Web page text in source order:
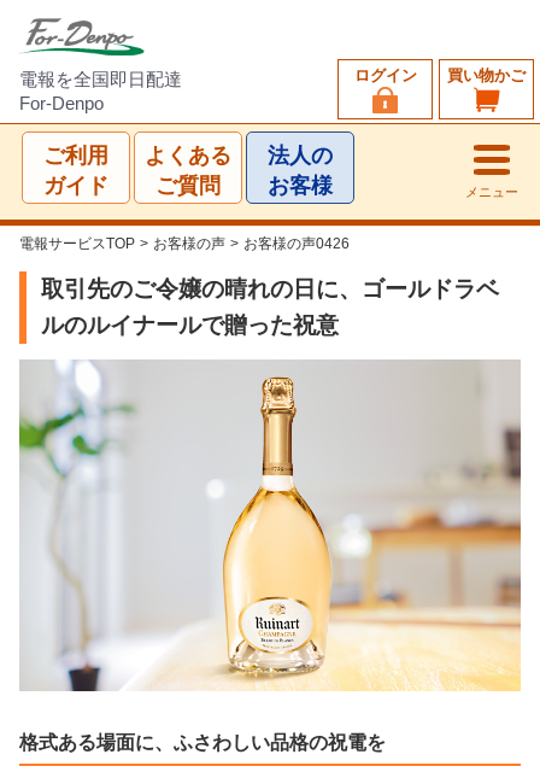
電報を全国即日配達
For-Denpo
買い物かご
ログイン
ご利用
ガイド
よくある
ご質問
法人の
お客様
メニュー
電報サービスTOP > お客様の声 > お客様の声0426
取引先のご令嬢の晴れの日に、ゴールドラベ
ルのルイナールで贈った祝意
格式ある場面に、ふさわしい品格の祝電を